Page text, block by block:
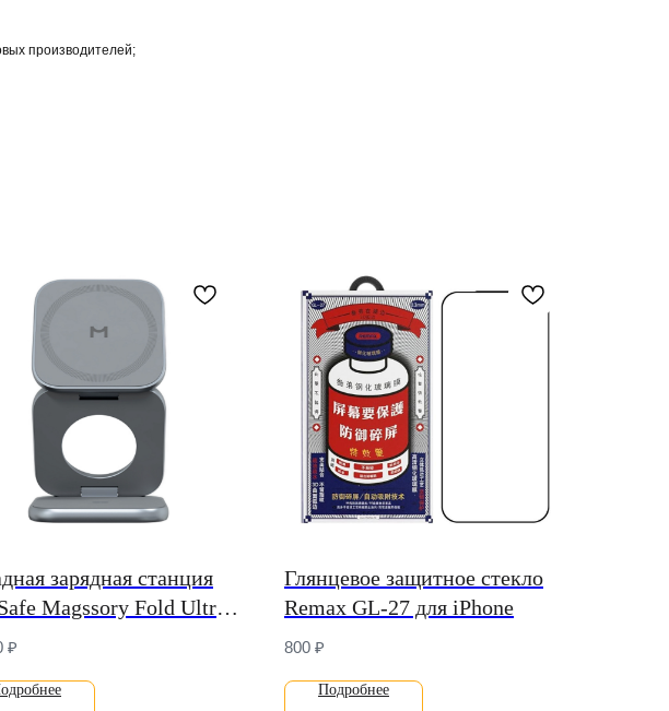
производителей;
зарядная станция
Magssory Fold Ultra
Apple Watch и
₽
Глянцевое защитное стекло
Remax GL-27 для iPhone
800 ₽
Подробнее